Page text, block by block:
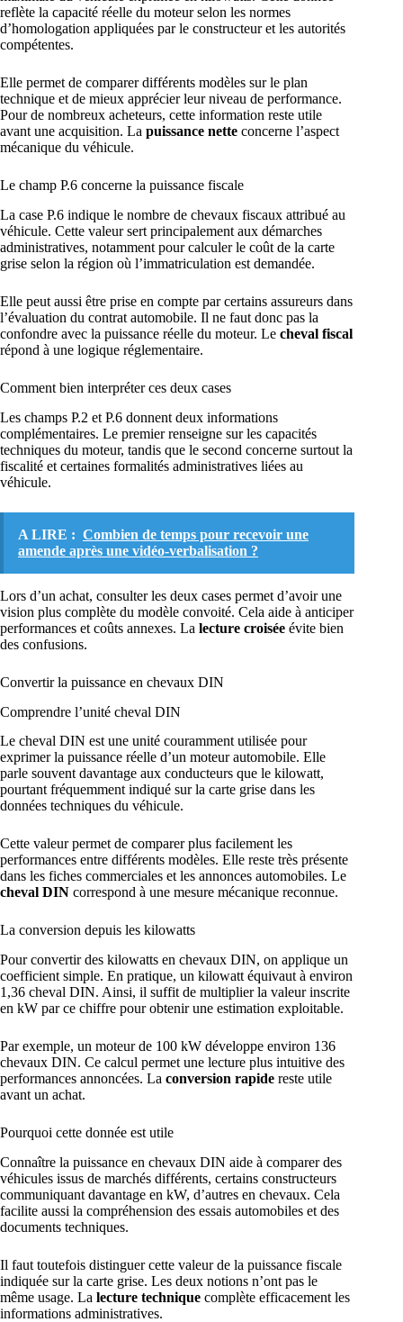
reflète la capacité réelle du moteur selon les normes
d’homologation appliquées par le constructeur et les autorités
compétentes.
Elle permet de comparer différents modèles sur le plan
technique et de mieux apprécier leur niveau de performance.
Pour de nombreux acheteurs, cette information reste utile
avant une acquisition. La puissance nette concerne l’aspect
mécanique du véhicule.
Le champ P.6 concerne la puissance fiscale
La case P.6 indique le nombre de chevaux fiscaux attribué au
véhicule. Cette valeur sert principalement aux démarches
administratives, notamment pour calculer le coût de la carte
grise selon la région où l’immatriculation est demandée.
Elle peut aussi être prise en compte par certains assureurs dans
l’évaluation du contrat automobile. Il ne faut donc pas la
confondre avec la puissance réelle du moteur. Le cheval fiscal
répond à une logique réglementaire.
Comment bien interpréter ces deux cases
Les champs P.2 et P.6 donnent deux informations
complémentaires. Le premier renseigne sur les capacités
techniques du moteur, tandis que le second concerne surtout la
fiscalité et certaines formalités administratives liées au
véhicule.
A LIRE : Combien de temps pour recevoir une
amende après une vidéo-verbalisation ?
Lors d’un achat, consulter les deux cases permet d’avoir une
vision plus complète du modèle convoité. Cela aide à anticiper
performances et coûts annexes. La lecture croisée évite bien
des confusions.
Convertir la puissance en chevaux DIN
Comprendre l’unité cheval DIN
Le cheval DIN est une unité couramment utilisée pour
exprimer la puissance réelle d’un moteur automobile. Elle
parle souvent davantage aux conducteurs que le kilowatt,
pourtant fréquemment indiqué sur la carte grise dans les
données techniques du véhicule.
Cette valeur permet de comparer plus facilement les
performances entre différents modèles. Elle reste très présente
dans les fiches commerciales et les annonces automobiles. Le
cheval DIN correspond à une mesure mécanique reconnue.
La conversion depuis les kilowatts
Pour convertir des kilowatts en chevaux DIN, on applique un
coefficient simple. En pratique, un kilowatt équivaut à environ
1,36 cheval DIN. Ainsi, il suffit de multiplier la valeur inscrite
en kW par ce chiffre pour obtenir une estimation exploitable.
Par exemple, un moteur de 100 kW développe environ 136
chevaux DIN. Ce calcul permet une lecture plus intuitive des
performances annoncées. La conversion rapide reste utile
avant un achat.
Pourquoi cette donnée est utile
Connaître la puissance en chevaux DIN aide à comparer des
véhicules issus de marchés différents, certains constructeurs
communiquant davantage en kW, d’autres en chevaux. Cela
facilite aussi la compréhension des essais automobiles et des
documents techniques.
Il faut toutefois distinguer cette valeur de la puissance fiscale
indiquée sur la carte grise. Les deux notions n’ont pas le
même usage. La lecture technique complète efficacement les
informations administratives.